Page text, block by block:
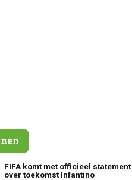
FIFA komt met officieel statement
over toekomst Infantino